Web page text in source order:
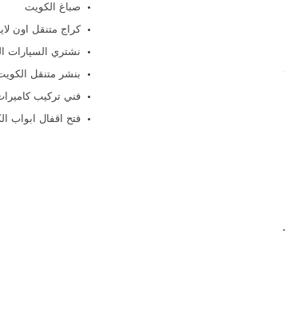
صباغ الكويت
كراج متنقل اون
نشتري السيارات
بنشر متنقل
فني تركيب
فتح اقفال ابواب